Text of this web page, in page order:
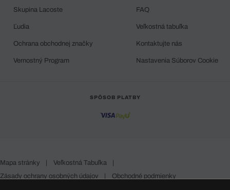
Skupina Lacoste
Ľudia
Ochrana obchodnej značky
Vernostný Program
FAQ
Veľkostná tabuľka
Kontaktujte nás
Nastavenia Súborov Cookie
SPÔSOB PLATBY
Mapa stránky | Veľkostná Tabuľka
|
Zásady ochrany osobných údajov
| Obchodné podmienky